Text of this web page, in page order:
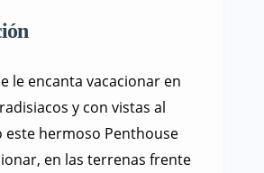
le encanta vacacionar en
y con vistas al
este hermoso Penthouse
en las terrenas frente